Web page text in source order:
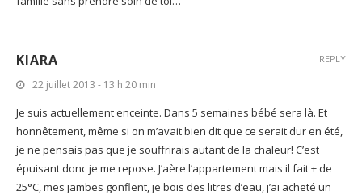
KIARA
22 juillet 2013 - 13 h 20 min
Je suis actuellement enceinte. Dans 5 semaines bébé sera là. Et
honnêtement, même si on m’avait bien dit que ce serait dur en été,
je ne pensais pas que je souffrirais autant de la chaleur! C’est
épuisant donc je me repose. J’aère l’appartement mais il fait + de
25°C, mes jambes gonflent, je bois des litres d’eau, j’ai acheté un
REPLY